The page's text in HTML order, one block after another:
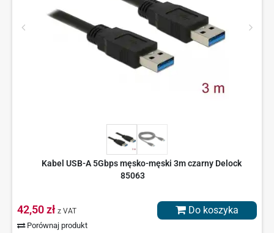
Kabel USB-A 5Gbps męsko-męski 3m czarny Delock
85063
42,50 zł z VAT
Porównaj produkt
Do koszyka